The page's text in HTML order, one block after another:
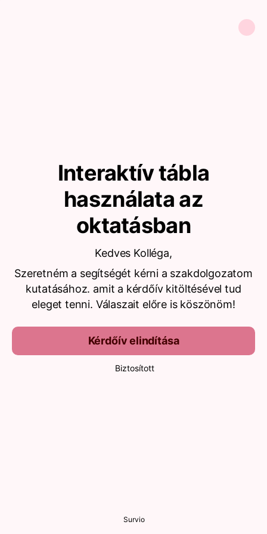
Interaktív tábla
használata az
oktatásban
Kedves Kolléga,
Szeretném a segítségét kérni a szakdolgozatom
kutatásához. amit a kérdőív kitöltésével tud
eleget tenni. Válaszait előre is köszönöm!
Kérdőív elindítása
Biztosított
Survio